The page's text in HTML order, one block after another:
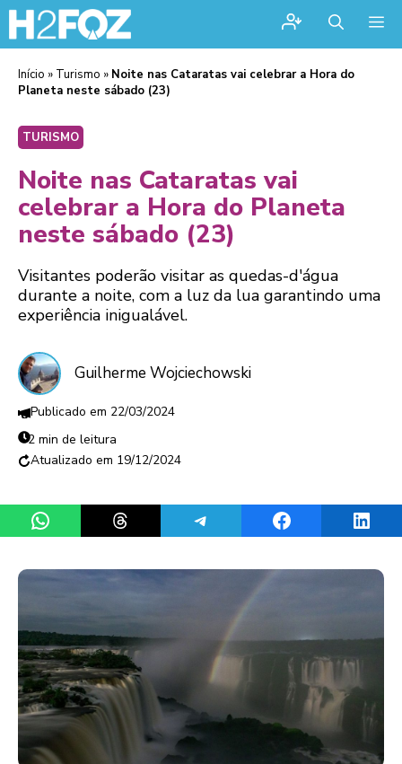
Início » Turismo » Noite nas Cataratas vai celebrar a Hora do
Planeta neste sábado (23)
TURISMO
Noite nas Cataratas vai
celebrar a Hora do Planeta
neste sábado (23)
Visitantes poderão visitar as quedas-d'água
durante a noite, com a luz da lua garantindo uma
experiência inigualável.
Guilherme Wojciechowski
22/03/2024
2 min de leitura
19/12/2024
Share on WhatsAppShare on ThreadsShare on TelegramShare on Facebook